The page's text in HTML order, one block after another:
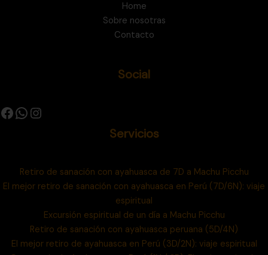
Home
Sobre nosotras
Contacto
Social
Servicios
Retiro de sanación con ayahuasca de 7D a Machu Picchu
El mejor retiro de sanación con ayahuasca en Perú (7D/6N): viaje
espiritual
Excursión espiritual de un día a Machu Picchu
Retiro de sanación con ayahuasca peruana (5D/4N)
El mejor retiro de ayahuasca en Perú (3D/2N): viaje espiritual